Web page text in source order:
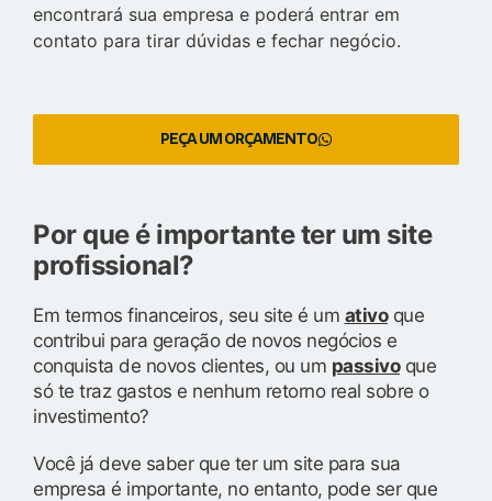
encontrará sua empresa e poderá entrar em
contato para tirar dúvidas e fechar negócio.
PEÇA UM ORÇAMENTO
Por que é importante ter um site
profissional?
Em termos financeiros, seu site é um ativoque
contribui para geração de novos negócios e
conquista de novos clientes, ou um passivoque
só te traz gastos e nenhum retorno real sobre o
investimento?
Você já deve saber que ter um site para sua
empresa é importante, no entanto, pode ser que